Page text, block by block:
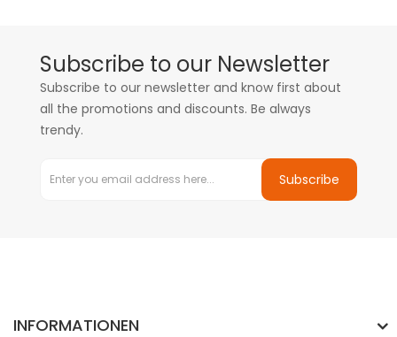
Subscribe to our Newsletter
Subscribe to our newsletter and know first about
all the promotions and discounts. Be always
trendy.
Subscribe
INFORMATIONEN